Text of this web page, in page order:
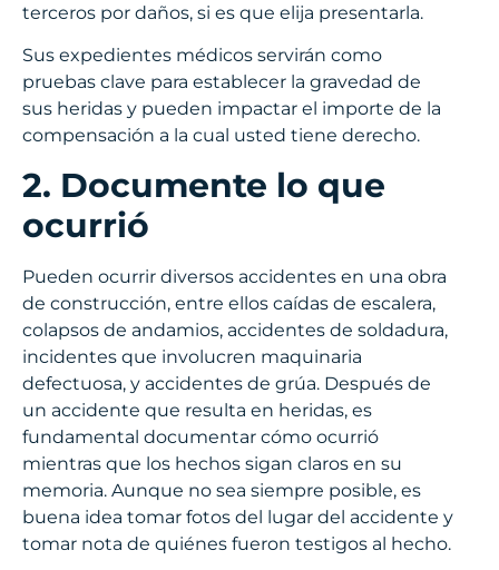
terceros por daños, si es que elija presentarla.
Sus expedientes médicos servirán como
pruebas clave para establecer la gravedad de
sus heridas y pueden impactar el importe de la
compensación a la cual usted tiene derecho.
2. Documente lo que
ocurrió
Pueden ocurrir diversos accidentes en una obra
de construcción, entre ellos caídas de escalera,
colapsos de andamios, accidentes de soldadura,
incidentes que involucren maquinaria
defectuosa, y accidentes de grúa. Después de
un accidente que resulta en heridas, es
fundamental documentar cómo ocurrió
mientras que los hechos sigan claros en su
memoria. Aunque no sea siempre posible, es
buena idea tomar fotos del lugar del accidente y
tomar nota de quiénes fueron testigos al hecho.